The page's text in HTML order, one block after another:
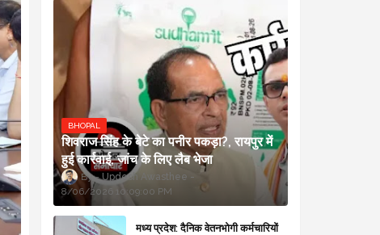
BHOPAL
शिवराज सिंह के बेटे का पनीर पकड़ा?, रायपुर में
हुई कार्रवाई, जांच के लिए लैब भेजा
Updesh Awasthee
8/06/2026 10:09:00 PM
मध्य प्रदेश: दैनिक वेतनभोगी कर्मचारियों